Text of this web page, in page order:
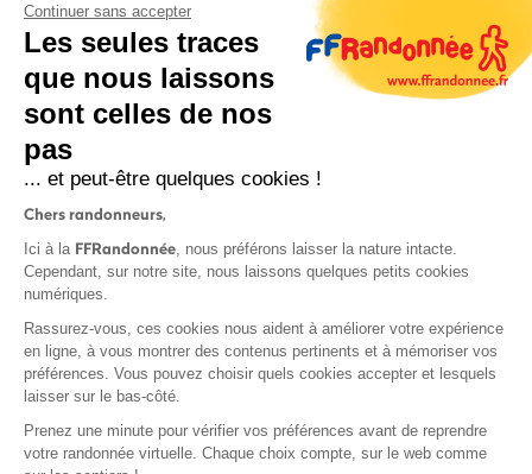
Protection des données
Politique de confidentialité
Continuer sans accepter
Les seules traces
que nous laissons
sont celles de nos
pas
... et peut-être quelques cookies !
Chers randonneurs,
Ici à la FFRandonnée, nous préférons laisser la nature intacte.
Cependant, sur notre site, nous laissons quelques petits cookies
numériques.
Rassurez-vous, ces cookies nous aident à améliorer votre expérience
en ligne, à vous montrer des contenus pertinents et à mémoriser vos
préférences. Vous pouvez choisir quels cookies accepter et lesquels
laisser sur le bas-côté.
Prenez une minute pour vérifier vos préférences avant de reprendre
votre randonnée virtuelle. Chaque choix compte, sur le web comme